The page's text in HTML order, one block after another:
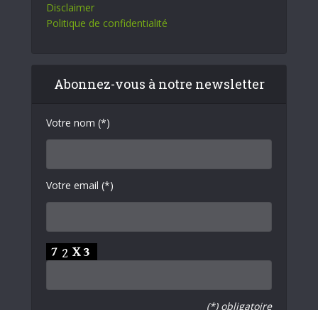
Disclaimer
Politique de confidentialité
Abonnez-vous à notre newsletter
Votre nom (*)
Votre email (*)
(*) obligatoire